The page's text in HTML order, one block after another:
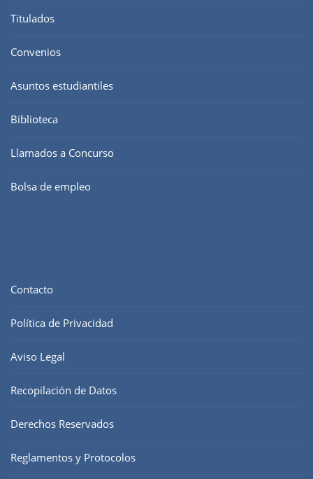
Titulados
Convenios
Asuntos estudiantiles
Biblioteca
Llamados a Concurso
Bolsa de empleo
Contacto
Política de Privacidad
Aviso Legal
Recopilación de Datos
Derechos Reservados
Reglamentos y Protocolos